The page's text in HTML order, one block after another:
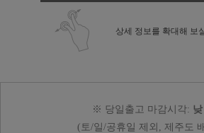
상세 정보를 확대해 보
※ 당일출고 마감시각: 낮
(토/일/공휴일 제외, 제주도